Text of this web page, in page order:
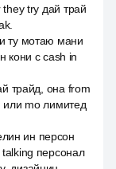
try дай трай
ту мотаю мани
кони с cash in
трайд, она from
или mo лимитед
ин персон
персонал